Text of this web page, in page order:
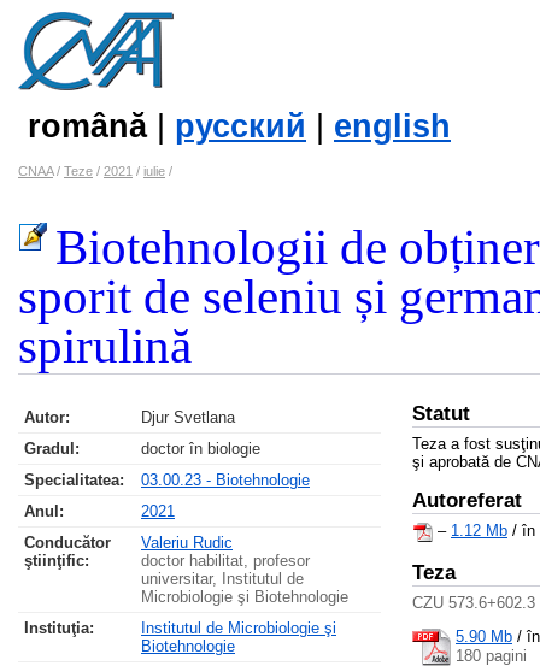
română| русский english
CNAA/ Teze / 2021 / iulie /
Biotehnologii de
sporit de seleniu și
spirulină
Autor:
Djur Svetlana
Gradul:
doctor în biologie
Specialitatea:
03.00.23 - Biotehnologie
Anul:
2021
Conducător
ştiinţific:
Valeriu Rudic
doctor habilitat, profesor
universitar, Institutul de
Microbiologie şi Biotehnologie
Instituţia:
Institutul de Microbiologie şi
Biotehnologie
Statut
Teza a fost
şi aprobată de
Autoreferat
– 1.12 Mb / în
Teza
CZU
5.90 Mb /
180 pagini